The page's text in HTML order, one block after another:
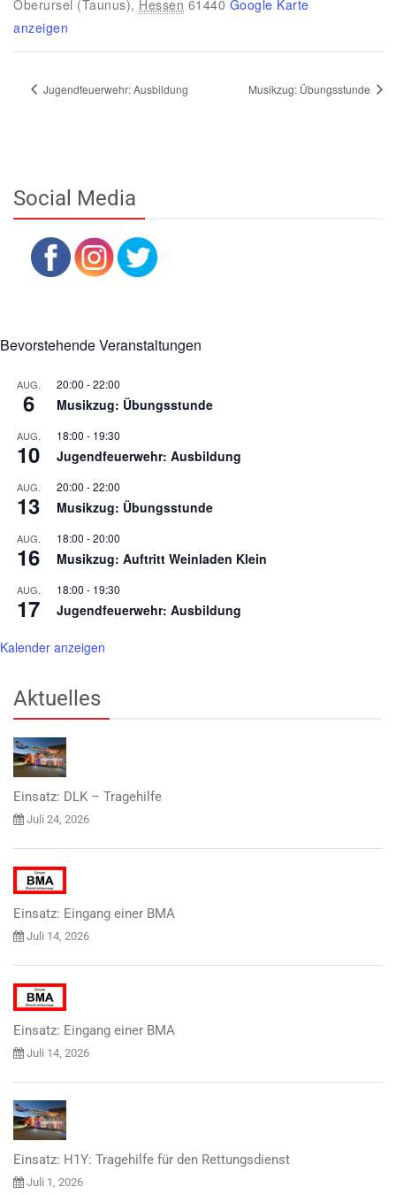
Oberursel (Taunus), Hessen 61440 Google Karte
anzeigen
Jugendfeuerwehr: Ausbildung Musikzug: Übungsstunde
Social Media
Bevorstehende Veranstaltungen
AUG.
6
20:00 -22:00
Musikzug: Übungsstunde
AUG.
10
18:00 - 19:30
Jugendfeuerwehr: Ausbildung
AUG.
13
20:00 -22:00
Musikzug: Übungsstunde
AUG.
16
18:00 -20:00
Musikzug: Auftritt Weinladen Klein
AUG.
17
18:00 - 19:30
Jugendfeuerwehr: Ausbildung
Kalender anzeigen
Aktuelles
Einsatz: DLK – Tragehilfe
Juli 24, 2026
Einsatz: Eingang einer BMA
Juli 14, 2026
Einsatz: Eingang einer BMA
Juli 14, 2026
Einsatz: H1Y: Tragehilfe für den Rettungsdienst
Juli 1, 2026